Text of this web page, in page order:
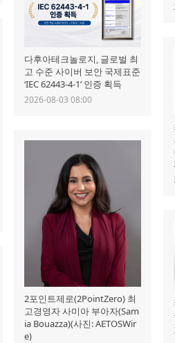
다후아테크놀로지, 글로벌 최
고 수준 사이버 보안 국제표준
‘IEC 62443-4-1’ 인증 획득
2026-08-03 08:00
2포인트제로(2PointZero) 최
고경영자 사미아 부아자(Sam
ia Bouazza)(사진: AETOSWir
e)